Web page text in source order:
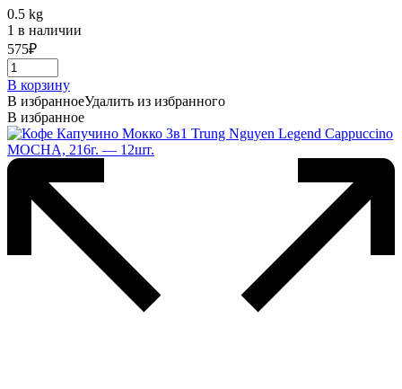
0.5 kg
1 в наличии
575₽
В корзину
В избранноеУдалить из избранного
В избранное